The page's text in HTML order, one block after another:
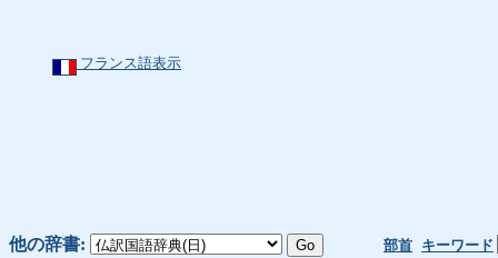
フランス語表示
他の辞書: 部首 キーワード